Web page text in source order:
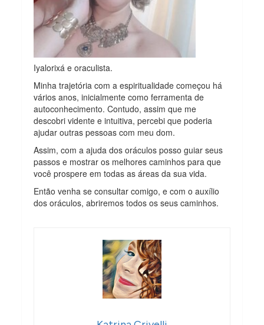
Iyalorixá e oraculista.
Minha trajetória com a espiritualidade começou há
vários anos, inicialmente como ferramenta de
autoconhecimento. Contudo, assim que me
descobri vidente e intuitiva, percebi que poderia
ajudar outras pessoas com meu dom.
Assim, com a ajuda dos oráculos posso guiar seus
passos e mostrar os melhores caminhos para que
você prospere em todas as áreas da sua vida.
Então venha se consultar comigo, e com o auxílio
dos oráculos, abriremos todos os seus caminhos.